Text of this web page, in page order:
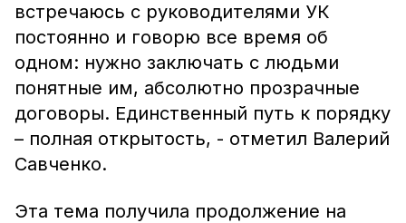
встречаюсь с руководителями УК
постоянно и говорю все время об
одном: нужно заключать с людьми
понятные им, абсолютно прозрачные
договоры. Единственный путь к порядку
– полная открытость, - отметил Валерий
Савченко.
Эта тема получила продолжение на